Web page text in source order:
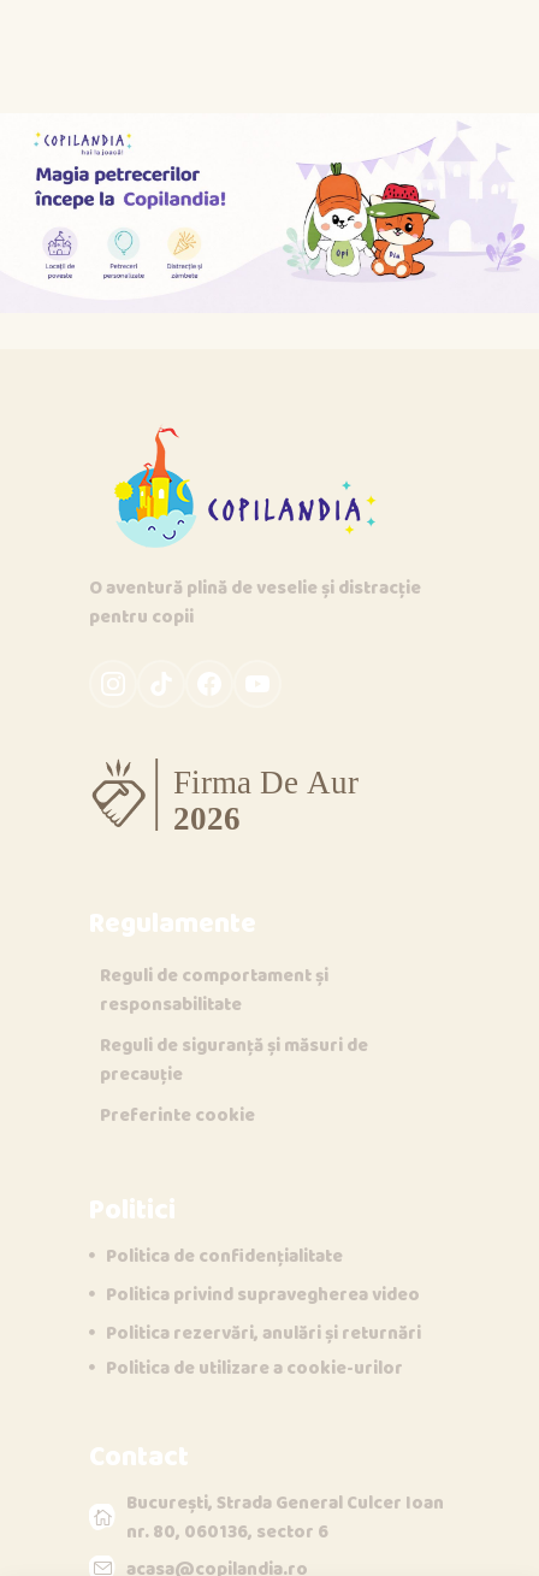
O aventură plină de veselie și distracție
pentru copii
Regulamente
Reguli de comportament și
responsabilitate
Reguli de siguranță și măsuri de
precauție
Preferinte cookie
Politici
Politica de confidențialitate
Politica privind supravegherea video
Politica rezervări, anulări și returnări
Politica de utilizare a cookie-urilor
Contact
București, Strada General Culcer Ioan
nr. 80, 060136, sector 6
acasa@copilandia.ro
O D Online acum